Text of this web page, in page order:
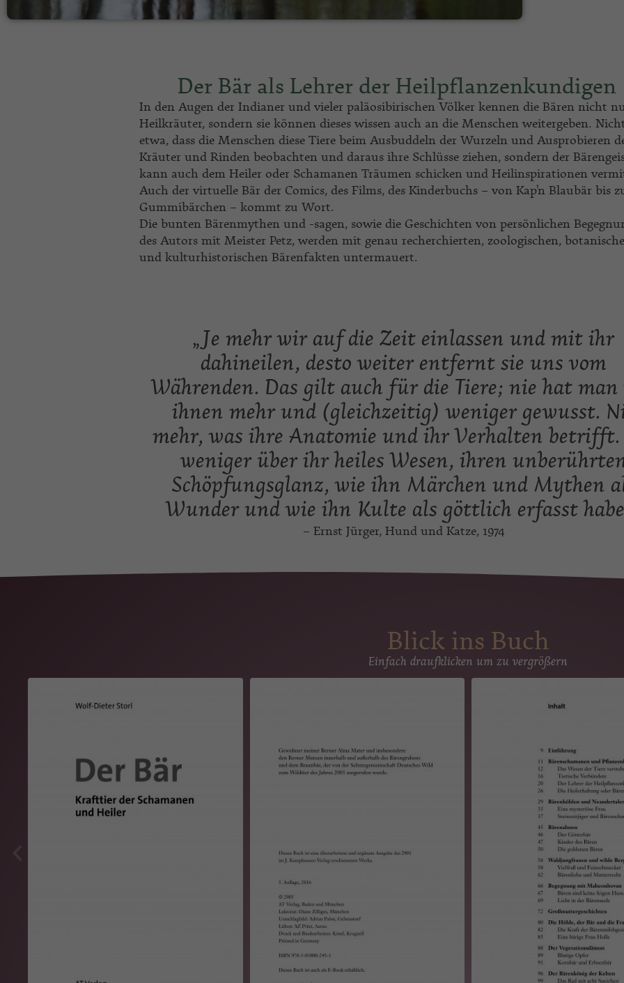
Der Bär als Lehrer der Heilpflanzenkundigen
In den Augen der Indianer und vieler paläosibirischen Völker kennen die Bären nicht
Heilkräuter, sondern sie können dieses wissen auch an die Menschen weitergeben.
etwa, dass die Menschen diese Tiere beim Ausbuddeln der Wurzeln und Ausprobieren
Kräuter und Rinden beobachten und daraus ihre Schlüsse ziehen, sondern der
kann auch dem Heiler oder Schamanen Träumen schicken und Heilinspirationen
Auch der virtuelle Bär der Comics, des Films, des Kinderbuchs – von Kap’n Blaubär bis
Gummibärchen – kommt zu Wort.
Die bunten Bärenmythen und -sagen, sowie die Geschichten von persönlichen
des Autors mit Meister Petz, werden mit genau recherchierten, zoologischen,
und kulturhistorischen Bärenfakten untermauert.
„Je mehr wir auf die Zeit einlassen und mit ihr
dahineilen, desto weiter entfernt sie uns vom
Währenden. Das gilt auch für die Tiere; nie hat man
ihnen mehr und (gleichzeitig) weniger gewusst.
mehr, was ihre Anatomie und ihr Verhalten betrifft.
weniger über ihr heiles Wesen, ihren
Schöpfungsglanz, wie ihn Märchen und Mythen
Wunder und wie ihn Kulte als göttlich erfasst
– Ernst Jürger, Hund und Katze, 1974
Blick ins Buch
Einfach draufklicken um zu vergrößern